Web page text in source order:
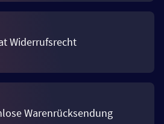
Widerrufsrecht
Warenrücksendung